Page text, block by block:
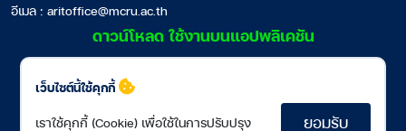
เว็บไซต์นี้ใช้คุกกี้
เราใช้คุกกี้ (Cookie) เพื่อใช้ในการปรับปรุง ยอมรับ
อีเมล : aritoffice@mcru.ac.th
ดาวน์โหลด ใช้งานบนแอปพลิเคชัน